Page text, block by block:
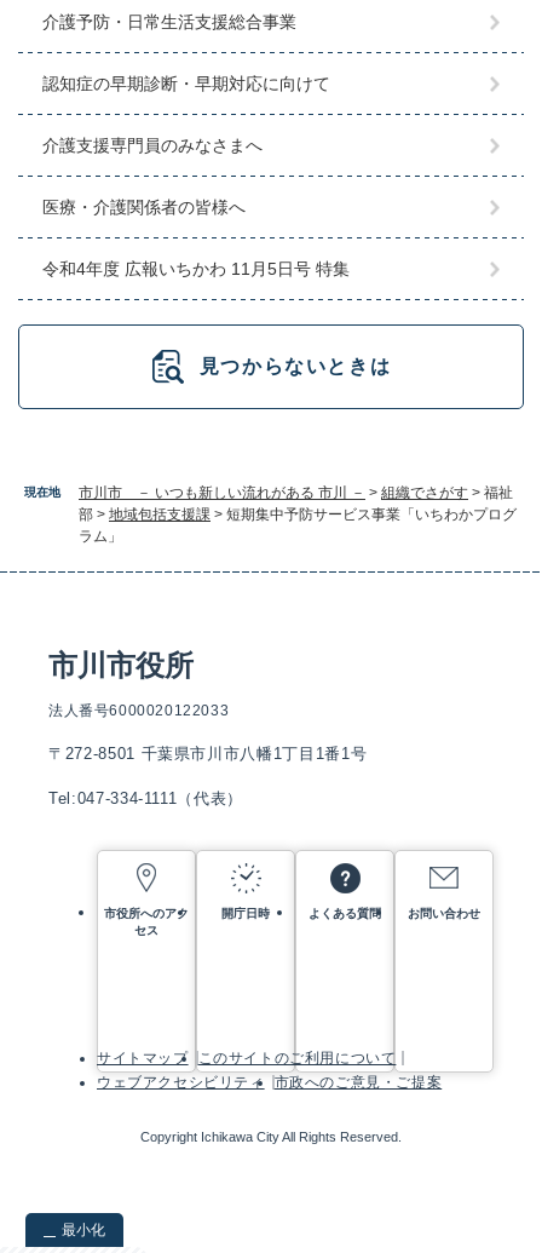
現在地 市川市 － いつも新しい流れがある 市川 － > 組織でさがす > 福祉
部 > 地域包括支援課 > 短期集中予防サービス事業「いちわかプログ
ラム」
介護予防・日常生活支援総合事業
認知症の早期診断・早期対応に向けて
介護支援専門員のみなさまへ
医療・介護関係者の皆様へ
令和4年度 広報いちかわ 11月5日号 特集
見つからないときは
市川市役所
法人番号6000020122033
〒272-8501 千葉県市川市八幡1丁目1番1号
Tel:047-334-1111（代表）
市役所へのアク
セス
開庁日時 よくある質問 お問い合わせ
サイトマップ
このサイトのご利用について
ウェブアクセシビリティ
市政へのご意見・ご提案
Copyright Ichikawa City All Rights Reserved.
最小化